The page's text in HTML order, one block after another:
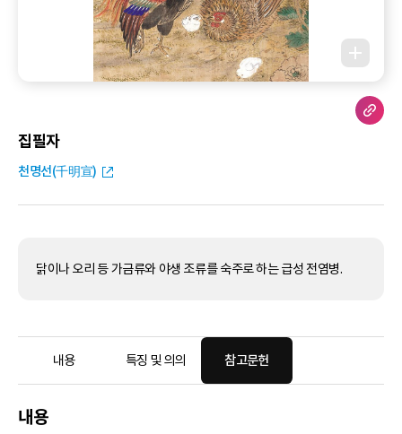
집필자
천명선(千明宣)
닭이나 오리 등 가금류와 야생 조류를 숙주로 하는 급성 전염병.
내용 특징 및 의의 참고문헌
내용